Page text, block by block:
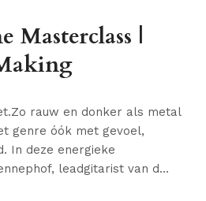
Masterclass |
rauw en donker als metal
genre óók met gevoel,
In deze energieke
leadgitarist van d...